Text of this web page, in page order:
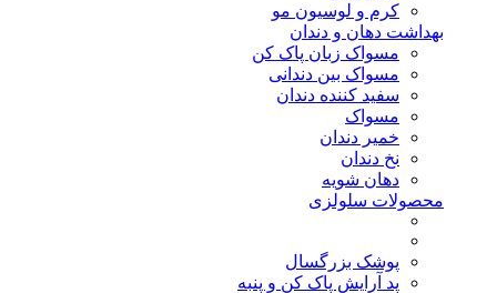
کرم و لوسیون مو
بهداشت دهان و دندان
مسواک زبان پاک کن
مسواک بین دندانی
سفید کننده دندان
مسواک
خمیر دندان
نخ دندان
دهان شویه
محصولات سلولزی
پوشک بزرگسال
پد آرایش پاک کن و پنبه